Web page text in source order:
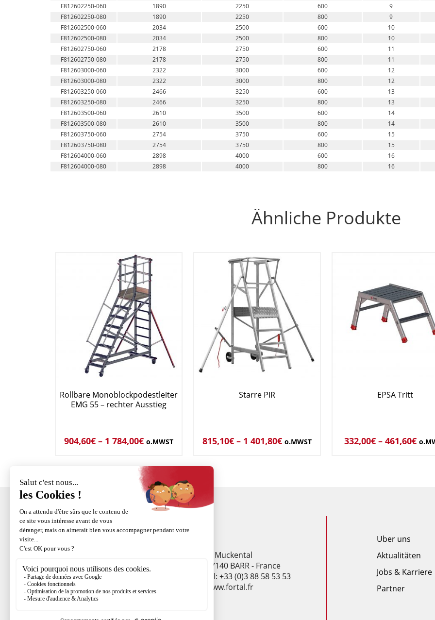
F812602250-060
1890 2250 600
9
F812602250-080
1890 2250 800
9
F812602500-060
2034 2500 600
10
F812602500-080
2034 2500 800
10
F812602750-060
2178 2750 600
11
F812602750-080
2178 2750 800
11
F812603000-060
2322 3000 600
12
F812603000-080
2322 3000 800
12
F812603250-060
2466 3250 600
13
F812603250-080
2466 3250 800
13
F812603500-060
2610 3500 600
14
F812603500-080
2610 3500 800
14
F812603750-060
2754 3750 600
15
F812603750-080
2754 3750 800
15
F812604000-060
2898 4000 600
16
F812604000-080
2898 4000 800 16
Ähnliche Produkte
Rollbare Monoblockpodestleiter
EMG 55 – rechter Ausstieg
904,60€ – 1 784,00€ o.MWST
Starre PIR
815,10€ – 1 401,80€ o.MWST
EPSA Tritt
332,00€ –461,60€
+33 (0)3 88 58 53 55
info@fortal.fr
ZI Muckental
67140 BARR - France
tel: +33 (0)3 88 58 53 53
www.fortal.fr
Uber uns
Aktualitäten
Jobs & Karriere
Partner